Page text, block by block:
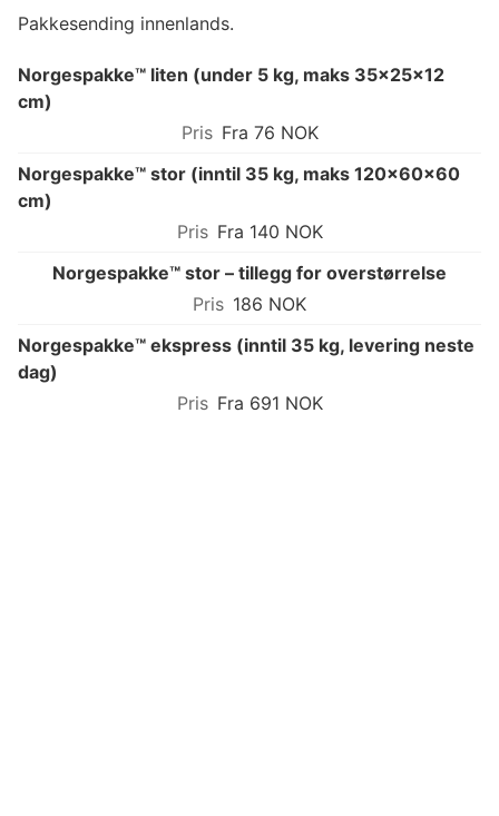
Pakkesending innenlands.
Norgespakke™ liten (under 5 kg, maks 35×25×12
cm)
Fra 76 NOK
Norgespakke™ stor (inntil 35 kg, maks 120×60×60
cm)
Fra 140 NOK
Norgespakke™ stor – tillegg for overstørrelse
186 NOK
Norgespakke™ ekspress (inntil 35 kg, levering neste
dag)
Fra 691 NOK